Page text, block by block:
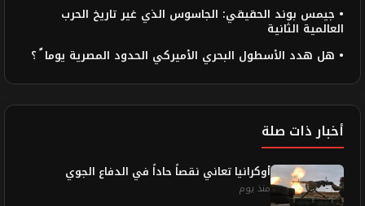
• جيمس بوند الحقيقي: الجاسوس الذي غير تاريخ الحرب
العالمية الثانية
• هل هدد الأسطول البحري الأميركي الحدود المصرية يوما ً ؟
أخبار ذات صلة
أوكرانيا تعاني نقصاً حاداً في الدفاع الجوي
منذ يوم